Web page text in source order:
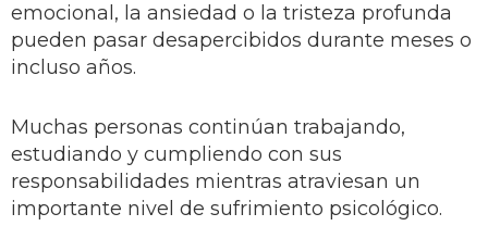
emocional, la ansiedad o la tristeza profunda
pueden pasar desapercibidos durante meses o
incluso años.
Muchas personas continúan trabajando,
estudiando y cumpliendo con sus
responsabilidades mientras atraviesan un
importante nivel de sufrimiento psicológico.